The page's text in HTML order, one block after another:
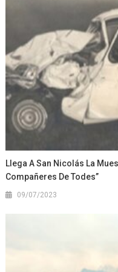
Llega A San Nicolás La
Compañeres De Todes”
09/07/2023